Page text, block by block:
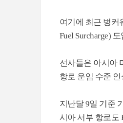
여기에 최근 벙커
Fuel Surcharge)
선사들은 아시아
항로 운임 수준
지난달 9일 기준
시아 서부 항로도